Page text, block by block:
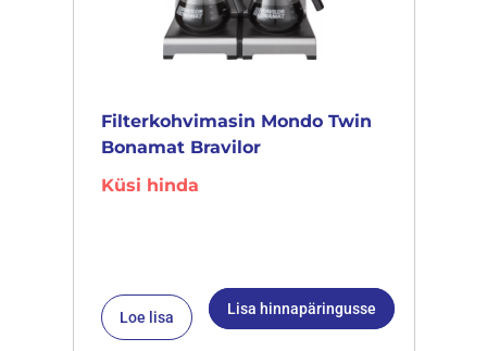
Filterkohvimasin Mondo Twin
Bonamat Bravilor
Küsi hinda
Loe lisa Lisa hinnapäringusse